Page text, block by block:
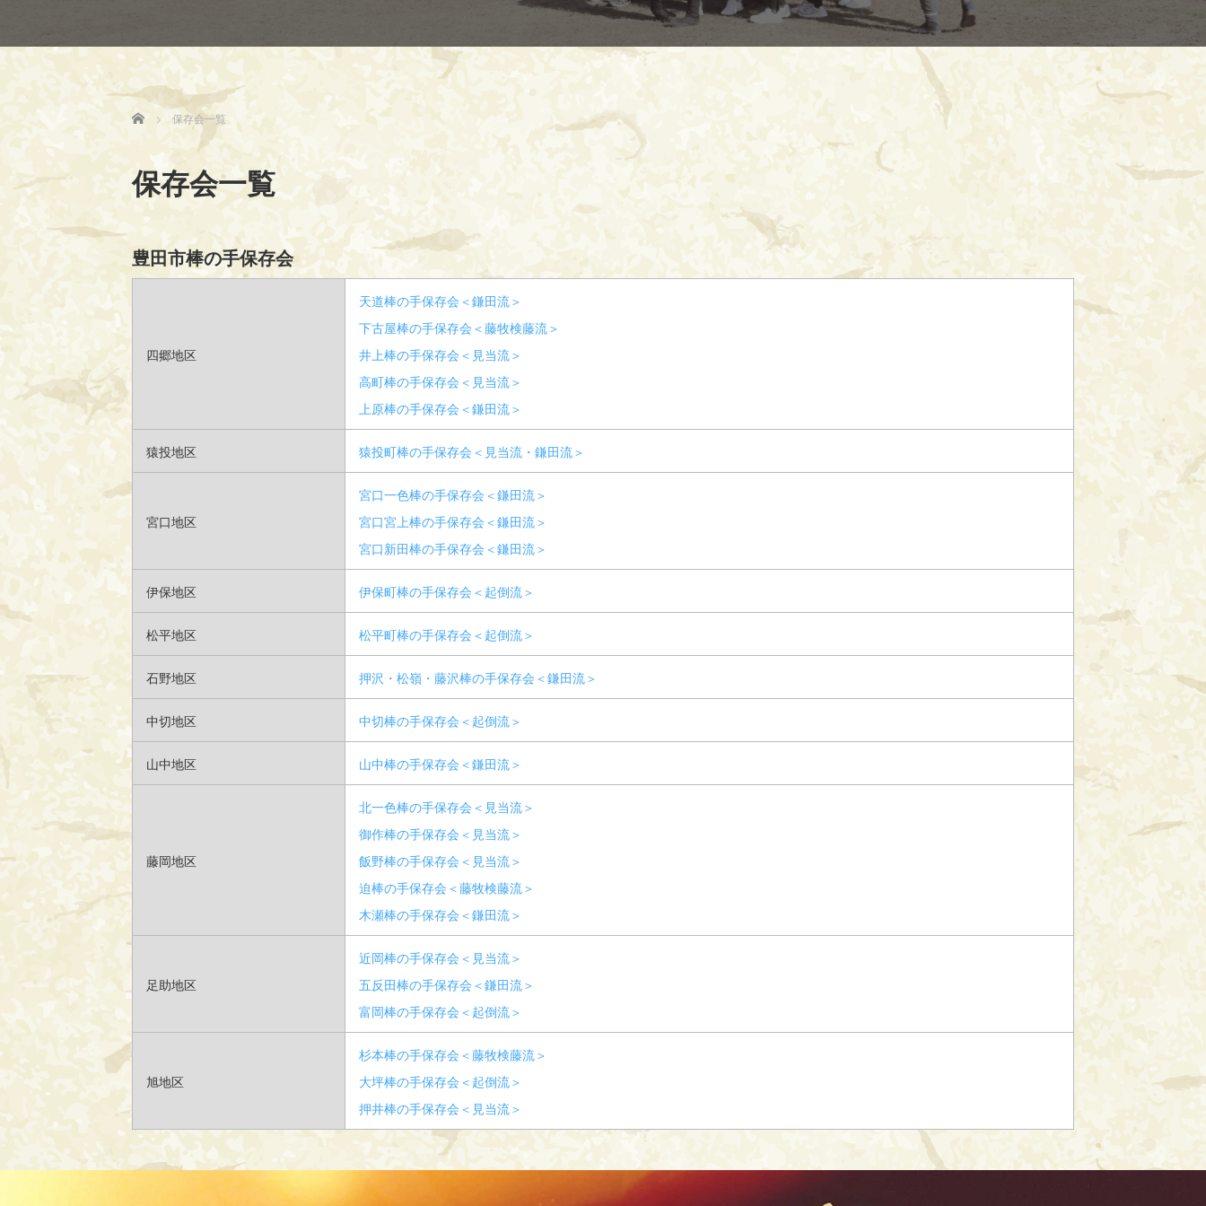
ホーム 保存会一覧
保存会一覧
豊田市棒の手保存会
四郷地区
天道棒の手保存会＜鎌田流＞
下古屋棒の手保存会＜藤牧検藤流＞
井上棒の手保存会＜見当流＞
高町棒の手保存会＜見当流＞
上原棒の手保存会＜鎌田流＞
猿投地区 猿投町棒の手保存会＜見当流・鎌田流＞
宮口地区
宮口一色棒の手保存会＜鎌田流＞
宮口宮上棒の手保存会＜鎌田流＞
宮口新田棒の手保存会＜鎌田流＞
伊保地区 伊保町棒の手保存会＜起倒流＞
松平地区 松平町棒の手保存会＜起倒流＞
石野地区 押沢・松嶺・藤沢棒の手保存会＜鎌田流＞
中切地区 中切棒の手保存会＜起倒流＞
山中地区 山中棒の手保存会＜鎌田流＞
藤岡地区
北一色棒の手保存会＜見当流＞
御作棒の手保存会＜見当流＞
飯野棒の手保存会＜見当流＞
迫棒の手保存会＜藤牧検藤流＞
木瀬棒の手保存会＜鎌田流＞
足助地区
近岡棒の手保存会＜見当流＞
五反田棒の手保存会＜鎌田流＞
富岡棒の手保存会＜起倒流＞
旭地区
杉本棒の手保存会＜藤牧検藤流＞
大坪棒の手保存会＜起倒流＞
押井棒の手保存会＜見当流＞